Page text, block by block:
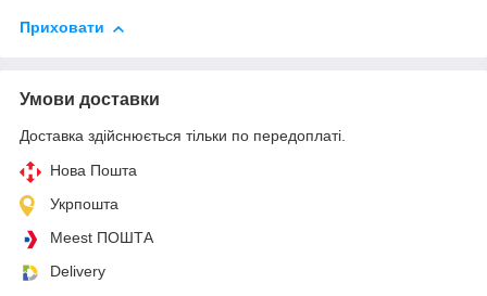
Приховати
Умови доставки
Доставка здійснюється тільки по передоплаті.
Нова Пошта
Укрпошта
Meest ПОШТА
Delivery